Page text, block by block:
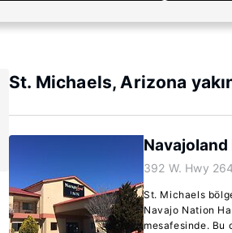
St. Michaels, Arizona
Navajoland
392 W. Hwy
St. Michaels
Navajo Nation
mesafesinde. Bu